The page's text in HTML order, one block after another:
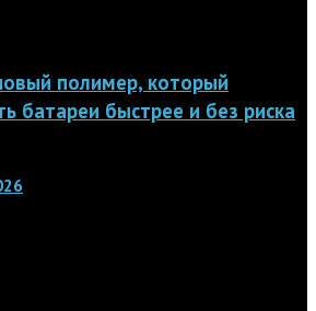
полимер, который
батареи быстрее и без риска